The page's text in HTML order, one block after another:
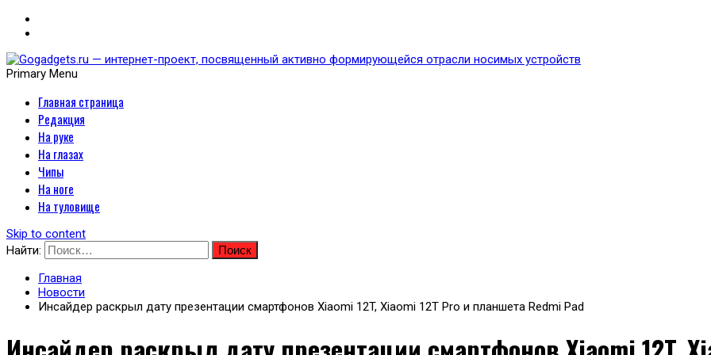
Gogadgets.ru — интернет-проект, посвященный
носимых устройств
Primary Menu
Главная страница
Редакция
На руке
На глазах
Чипы
На ноге
На туловище
Skip to content
Найти:
Главная
Новости
Инсайдер раскрыл дату презентации смартфонов Xiaomi 12T, Xiaomi 12T Pro и планшета Redmi Pad